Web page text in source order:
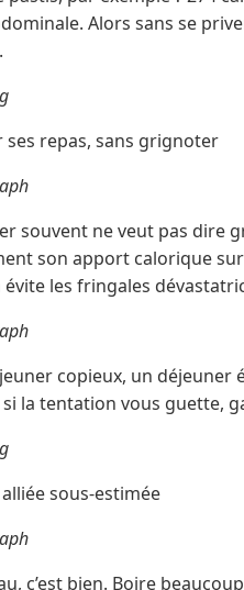
Alors sans se
ses repas, sans grignoter
souvent ne veut pas dire
son apport calorique
évite les fringales
copieux, un déjeuner
si la tentation vous guette,
alliée sous-estimée
c’est bien. Boire